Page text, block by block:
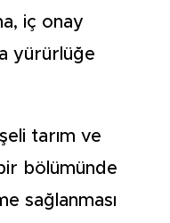
iç onay
yürürlüğe
tarım ve
bölümünde
sağlanması